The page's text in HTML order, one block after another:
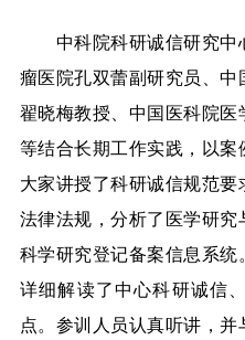
中科院科研诚信研究中
瘤医院孔双蕾副研究员、
翟晓梅教授、中国医科院
等结合长期工作实践，以
大家讲授了科研诚信规范
法律法规，分析了医学研
科学研究登记备案信息系
详细解读了中心科研诚信
点。参训人员认真听讲，